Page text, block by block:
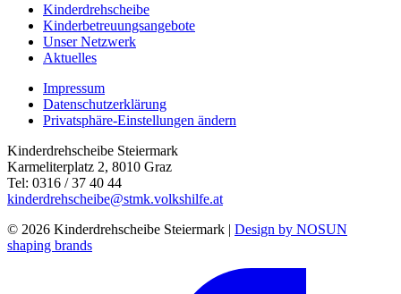
Kinderdrehscheibe
Kinderbetreuungs­angebote
Unser Netzwerk
Aktuelles
Impressum
Datenschutzerklärung
Privatsphäre-Einstellungen ändern
Kinderdrehscheibe Steiermark
Karmeliterplatz 2, 8010 Graz
Tel: 0316 / 37 40 44
kinderdrehscheibe@stmk.volkshilfe.at
© 2026 Kinderdrehscheibe Steiermark | Design by NOSUN
shaping brands